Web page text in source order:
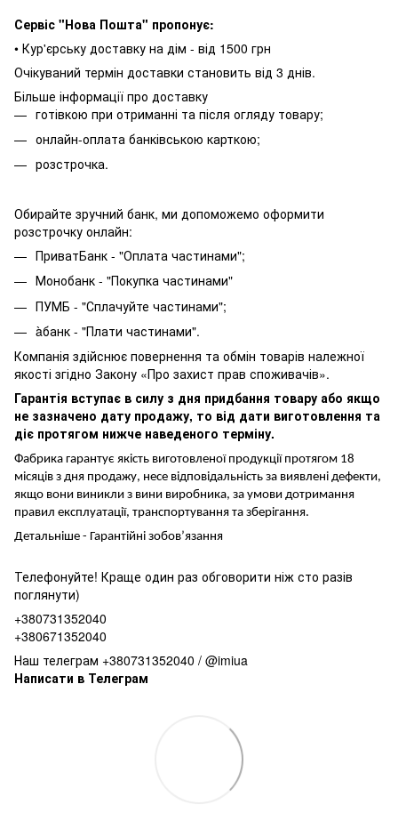
Сервіс "Нова Пошта" пропонує:
• Кур'єрську доставку на дім - від 1500 грн
Очікуваний термін доставки становить від 3 днів.
Більше інформації про доставку
готівкою при отриманні та після огляду товару;
онлайн-оплата банківською карткою;
розстрочка.
Обирайте зручний банк, ми допоможемо оформити
розстрочку онлайн:
ПриватБанк - "Оплата частинами";
Монобанк - "Покупка частинами"
ПУМБ - "Сплачуйте частинами";
àбанк - "Плати частинами".
Компанія здійснює повернення та обмін товарів належної
якості згідно Закону «Про захист прав споживачів».
Гарантія вступає в силу з дня придбання товару або якщо
не зазначено дату продажу, то від дати виготовлення та
діє протягом нижче наведеного терміну.
Фабрика гарантує якість виготовленої продукції протягом 18
місяців з дня продажу, несе відповідальність за виявлені дефекти,
якщо вони виникли з вини виробника, за умови дотримання
правил експлуатації, транспортування та зберігання.
Детальніше - Гарантійні зобов’язання
Телефонуйте! Краще один раз обговорити ніж сто разів
поглянути)
+380731352040
+380671352040
Наш телеграм +380731352040 / @imiua
Написати в Телеграм